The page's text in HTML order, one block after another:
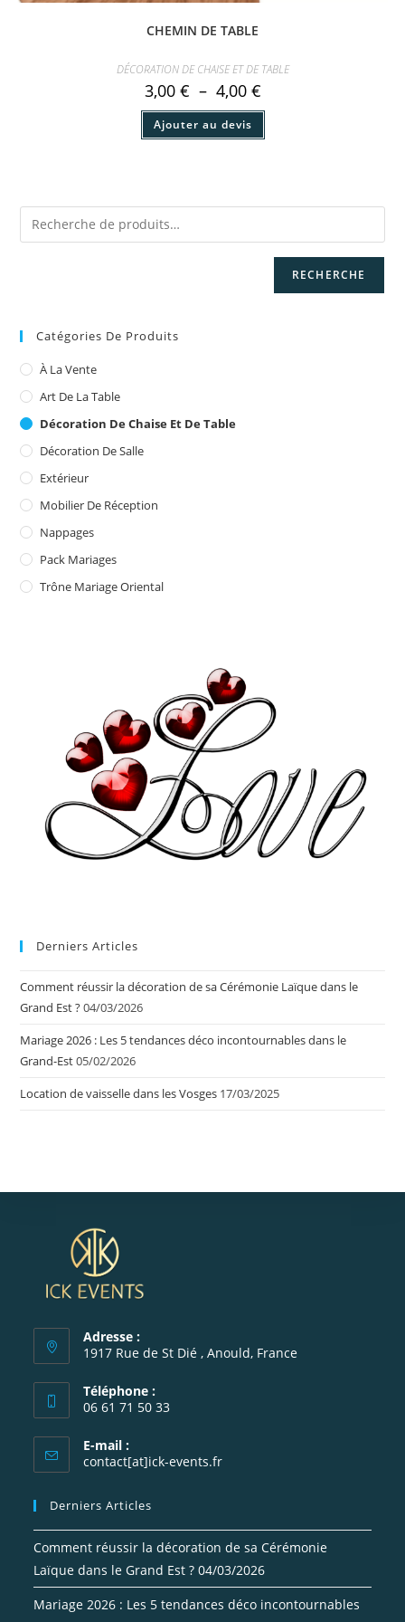
CHEMIN DE TABLE
DÉCORATION DE CHAISE ET DE TABLE
3,00 € – 4,00 €Plage
de
prix :
à
Ajouter au devis
Ce
a
peuvent
sur
la
page
produit
RECHERCHE
Catégories De Produits
À La Vente
Art De La Table
Décoration De Chaise Et De Table
Décoration De Salle
Extérieur
Mobilier De Réception
Nappages
Pack Mariages
Trône Mariage Oriental
Derniers Articles
Comment réussir la décoration de sa Cérémonie Laïque dans le
Grand Est ?04/03/2026
Mariage 2026 : Les 5 tendances déco incontournables dans le
Grand-Est05/02/2026
Location de vaisselle dans les Vosges 17/03/2025
Adresse :
1917 Rue de St Dié , Anould, France
Téléphone :
06 61 71 50 33
dans
votre
E-mail :
contact[at]ick-events.frS’ouvre
Derniers Articles
Comment réussir la décoration de sa Cérémonie
Laïque dans le Grand Est ? 04/03/2026
Mariage 2026 : Les 5 tendances déco incontournables